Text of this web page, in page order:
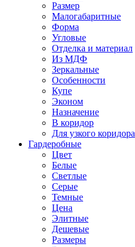
Размер
Малогабаритные
Форма
Угловые
Отделка и материал
Из МДФ
Зеркальные
Особенности
Купе
Эконом
Назначение
В коридор
Для узкого коридора
Гардеробные
Цвет
Белые
Светлые
Серые
Темные
Цена
Элитные
Дешевые
Размеры